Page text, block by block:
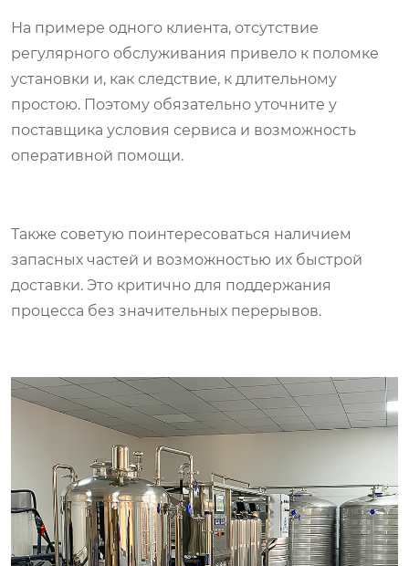
На примере одного клиента, отсутствие
регулярного обслуживания привело к поломке
установки и, как следствие, к длительному
простою. Поэтому обязательно уточните у
поставщика условия сервиса и возможность
оперативной помощи.
Также советую поинтересоваться наличием
запасных частей и возможностью их быстрой
доставки. Это критично для поддержания
процесса без значительных перерывов.